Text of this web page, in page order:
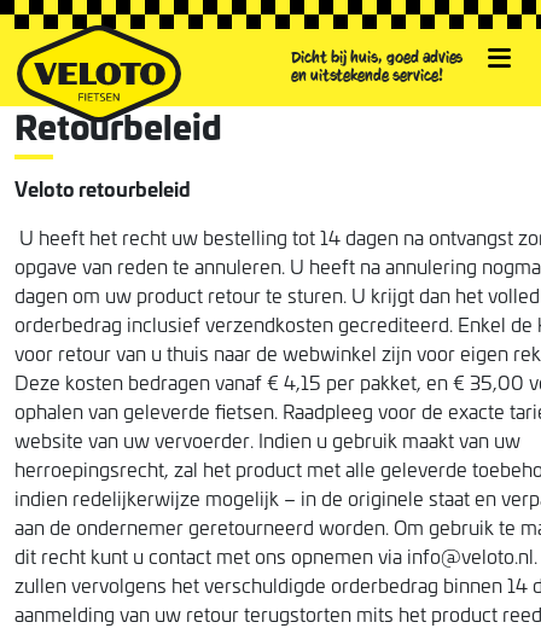
Dicht bij huis, goed advies
en uitstekende service!
Retourbeleid
Veloto retourbeleid
U heeft het recht uw bestelling tot 14 dagen na ontvangst
opgave van reden te annuleren. U heeft na annulering
dagen om uw product retour te sturen. U krijgt dan het
orderbedrag inclusief verzendkosten gecrediteerd. Enkel de
voor retour van u thuis naar de webwinkel zijn voor eigen
Deze kosten bedragen vanaf € 4,15 per pakket, en € 35,00
ophalen van geleverde fietsen. Raadpleeg voor de exacte
website van uw vervoerder. Indien u gebruik maakt van uw
herroepingsrecht, zal het product met alle geleverde
indien redelijkerwijze mogelijk – in de originele staat en
aan de ondernemer geretourneerd worden. Om gebruik te
dit recht kunt u contact met ons opnemen via
zullen vervolgens het verschuldigde orderbedrag binnen 14
aanmelding van uw retour terugstorten mits het product